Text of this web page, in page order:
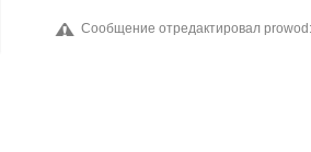
Сообщение отредактировал